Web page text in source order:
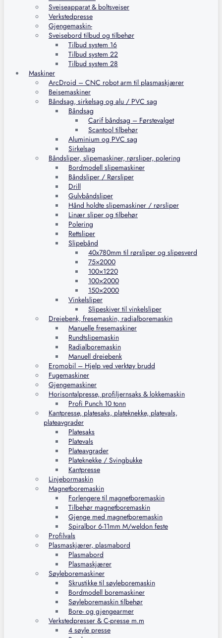
Sveiseapparat & boltsveiser
Verkstedpresse
Gjengemaskin-
Sveisebord tilbud og tilbehør
Tilbud system 16
Tilbud system 22
Tilbud system 28
Maskiner
ArcDroid – CNC robot arm til plasmaskjærer
Beisemaskiner
Båndsag, sirkelsag og alu / PVC sag
Båndsag
Carif båndsag – Førstevalget
Scantool tilbehør
Aluminium og PVC sag
Sirkelsag
Båndsliper, slipemaskiner, rørsliper, polering
Bordmodell slipemaskiner
Båndsliper / Rørsliper
Drill
Gulvbåndsliper
Hånd holdte slipemaskiner / rørsliper
Linær sliper og tilbehør
Polering
Rettsliper
Slipebånd
40x780mm til rørsliper og slipesverd
75×2000
100×1220
100×2000
150×2000
Vinkelsliper
Slipeskiver til vinkelsliper
Dreiebenk, fresemaskin, radialboremaskin
Manuelle fresemaskiner
Rundtslipemaskin
Radialboremaskin
Manuell dreiebenk
Eromobil – Hjelp ved verktøy brudd
Fugemaskiner
Gjengemaskiner
Horisontalpresse, profiljernsaks & lokkemaskin
Profi Punch 10 tonn
Kantpresse, platesaks, plateknekke, platevals,
plateavgrader
Platesaks
Platevals
Plateavgrader
Plateknekke / Svingbukke
Kantpresse
Linjebormaskin
Magnetboremaskin
Forlengere til magnetboremaskin
Tilbehør magnetboremaskin
Gjenge med magnetboremaskin
Spiralbor 6-11mm M/weldon feste
Profilvals
Plasmaskjærer, plasmabord
Plasmabord
Plasmaskjærer
Søyleboremaskiner
Skrustikke til søyleboremaskin
Bordmodell boremaskiner
Søyleboremaskin tilbehør
Bore- og gjengearmer
Verkstedpresser & C-presse m.m
4 søyle presse